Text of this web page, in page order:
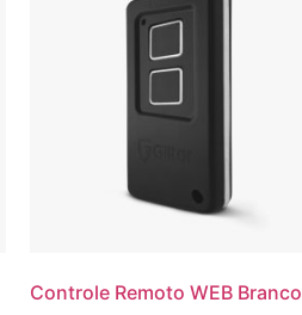
Controle Remoto WEB Branco